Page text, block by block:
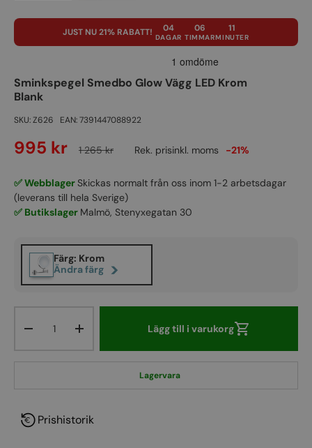
JUST NU 21% RABATT! 04
DAGAR
06
TIMMAR
10
MINUTER
Sminkspegel Smedbo Glow Vägg LED Krom
Blank
SKU:Z626 EAN:7391447088922
995 kr 1 265 kr Rek. prisinkl. moms -21%
✅ WebblagerSkickas normalt från oss inom 1-2 arbetsdagar
(leverans till hela Sverige)
✅ Butikslager Malmö, Stenyxegatan 30
Färg: Krom
Ändra färg
>
Lägg till i varukorg
Lagervara
Prishistorik